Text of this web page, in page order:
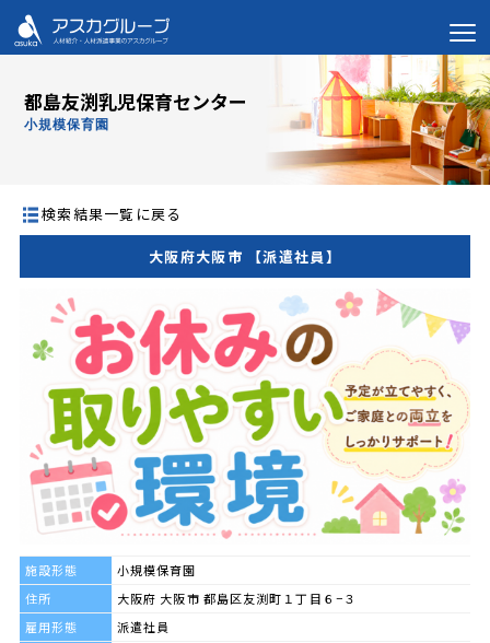
都島友渕乳児保育センター
小規模保育園
検索結果一覧に戻る
大阪府大阪市 【派遣社員】
施設形態
小規模保育園
住所
大阪府 大阪市 都島区友渕町１丁目６−３
雇用形態
派遣社員